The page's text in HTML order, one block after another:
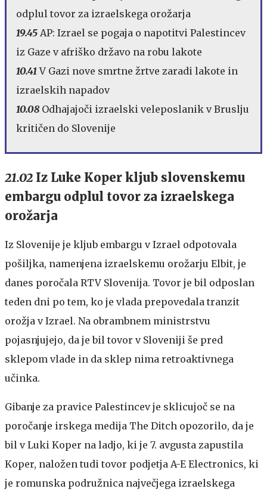
odplul tovor za izraelskega orožarja
19.45 AP: Izrael se pogaja o napotitvi Palestincev
iz Gaze v afriško državo na robu lakote
10.41 V Gazi nove smrtne žrtve zaradi lakote in
izraelskih napadov
10.08 Odhajajoči izraelski veleposlanik v Bruslju
kritičen do Slovenije
21.02 Iz Luke Koper kljub slovenskemu
embargu odplul tovor za izraelskega
orožarja
Iz Slovenije je kljub embargu v Izrael odpotovala
pošiljka, namenjena izraelskemu orožarju Elbit, je
danes poročala RTV Slovenija. Tovor je bil odposlan
teden dni po tem, ko je vlada prepovedala tranzit
orožja v Izrael. Na obrambnem ministrstvu
pojasnjujejo, da je bil tovor v Sloveniji še pred
sklepom vlade in da sklep nima retroaktivnega
učinka.
Gibanje za pravice Palestincev je sklicujoč se na
poročanje irskega medija The Ditch opozorilo, da je
bil v Luki Koper na ladjo, ki je 7. avgusta zapustila
Koper, naložen tudi tovor podjetja A-E Electronics, ki
je romunska podružnica največjega izraelskega